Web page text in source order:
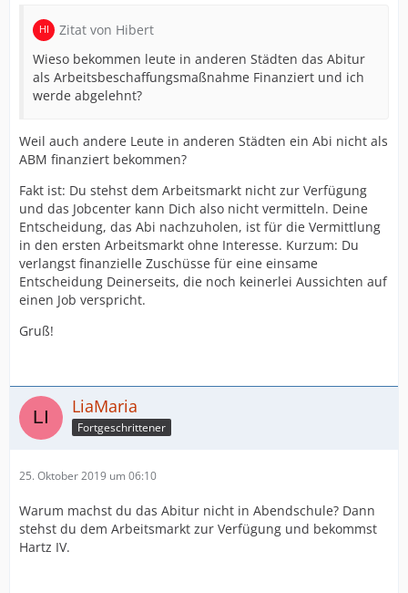
Zitat von Hibert
Wieso bekommen leute in anderen Städten das Abitur
als Arbeitsbeschaffungsmaßnahme Finanziert und ich
werde abgelehnt?
Weil auch andere Leute in anderen Städten ein Abi nicht als
ABM finanziert bekommen?
Fakt ist: Du stehst dem Arbeitsmarkt nicht zur Verfügung
und das Jobcenter kann Dich also nicht vermitteln. Deine
Entscheidung, das Abi nachzuholen, ist für die Vermittlung
in den ersten Arbeitsmarkt ohne Interesse. Kurzum: Du
verlangst finanzielle Zuschüsse für eine einsame
Entscheidung Deinerseits, die noch keinerlei Aussichten auf
einen Job verspricht.
Gruß!
LiaMaria
Fortgeschrittener
25. Oktober 2019 um 06:10
Warum machst du das Abitur nicht in Abendschule? Dann
stehst du dem Arbeitsmarkt zur Verfügung und bekommst
Hartz IV.